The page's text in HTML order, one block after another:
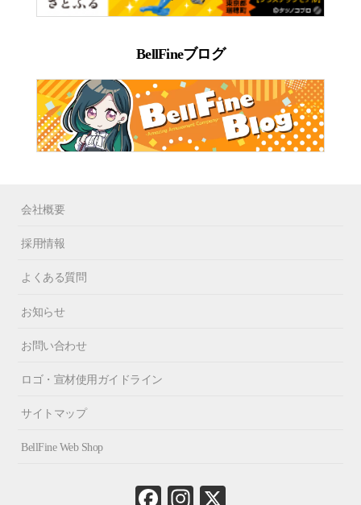
BellFineブログ
会社概要
採用情報
よくある質問
お知らせ
お問い合わせ
ロゴ・宣材使用ガイドライン
サイトマップ
BellFine Web Shop
Fa In